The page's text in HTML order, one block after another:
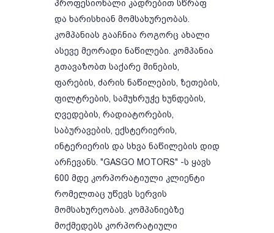
პროფესიონალი კადრებით სწრაფ
და ხარისხიან მომსახურეობას.
კომპანიას გააჩნია როგორც ახალი
ასევე მეორადი ნაწილები. კომპანია
გთავაზობთ საქარე მინების,
ფარების, ძარის ნაწილების, ზეთების,
ფილტრების, სამუხრუჭე ხუნდების,
ღვედების, რადიატორების,
საბურავების, ექსტერიერის,
ინტერიერის და სხვა ნაწილების დიდ
არჩევანს. "GASGO MOTORS" -ს ყავს
600 მდე კორპორატიული კლიენტი
რომელთაც უწევს სერვის
მომსახურეობას. კომპანიებზე
მოქმედებს კორპორატიული